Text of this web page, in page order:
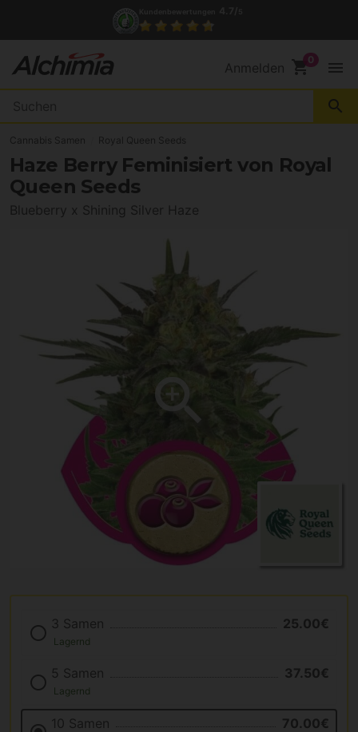
Anmelden shopping_cart menu
search
Cannabis Samen Royal Queen Seeds
Haze Berry Feminisiert von Royal
Queen Seeds
Blueberry x Shining Silver Haze
3 Samen 25.00€
Lagernd
5 Samen 37.50€
Lagernd
10 Samen 70.00€